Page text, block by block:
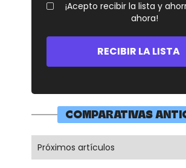
¡Acepto recibir la lista y
ahora!
COMPARATIVAS
Próximos artículos